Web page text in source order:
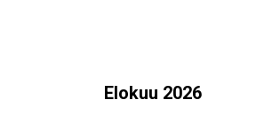
Elokuu 2026